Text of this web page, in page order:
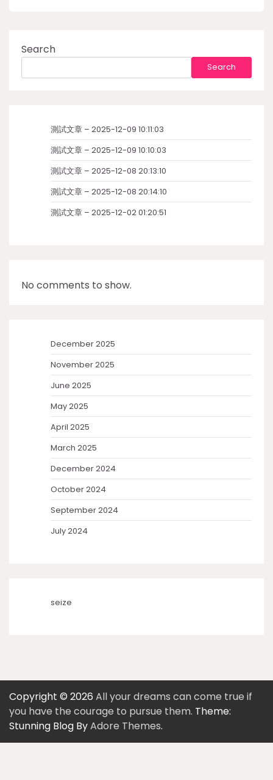
Search
Search
測試文章 – 2025-12-09 10:11:03
測試文章 – 2025-12-09 10:10:03
測試文章 – 2025-12-08 20:13:10
測試文章 – 2025-12-08 20:14:10
測試文章 – 2025-12-02 01:20:51
No comments to show.
December 2025
November 2025
June 2025
May 2025
April 2025
March 2025
December 2024
October 2024
September 2024
July 2024
seize
Copyright © 2026 All your dreams can come true if
you have the courage to pursue them. Theme:
Stunning Blog ByAdore Themes.